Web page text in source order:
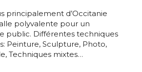
principalement d’Occitanie
polyvalente pour un
public. Différentes techniques
Peinture, Sculpture, Photo,
Techniques mixtes…